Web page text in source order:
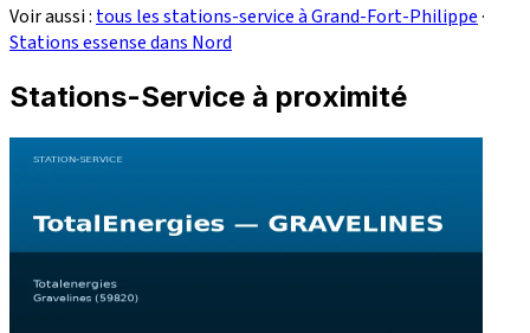
Voir aussi : tous les stations-service à Grand-Fort-Philippe·
Stations essense dans Nord
Stations-Service à proximité